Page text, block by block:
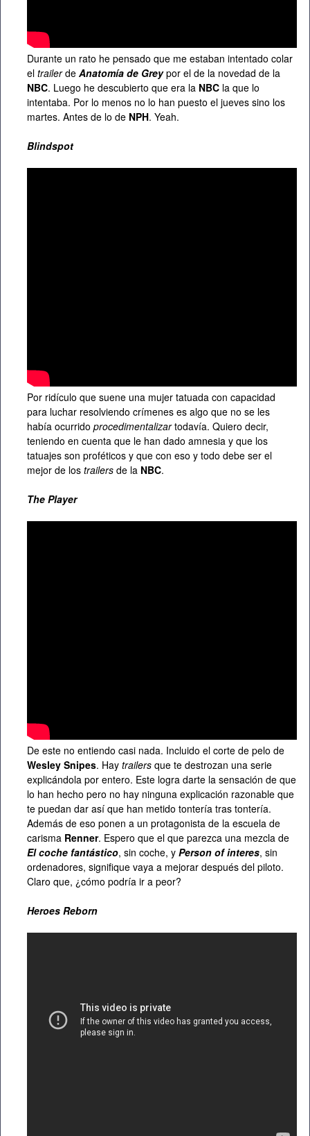
Durante un rato he pensado que me estaban intentado colar
el trailerde Anatomía de Greypor el de la novedad de la
NBC. Luego he descubierto que era la NBC la que lo
intentaba. Por lo menos no lo han puesto el jueves sino los
martes. Antes de lo de NPH. Yeah.
Blindspot
Por ridículo que suene una mujer tatuada con capacidad
para luchar resolviendo crímenes es algo que no se les
había ocurrido procedimentalizartodavía. Quiero decir,
teniendo en cuenta que le han dado amnesia y que los
tatuajes son proféticos y que con eso y todo debe ser el
mejor de los trailers de la NBC.
The Player
De este no entiendo casi nada. Incluido el corte de pelo de
Wesley Snipes. Hay trailers que te destrozan una serie
explicándola por entero. Este logra darte la sensación de que
lo han hecho pero no hay ninguna explicación razonable que
te puedan dar así que han metido tontería tras tontería.
Además de eso ponen a un protagonista de la escuela de
carisma Renner. Espero que el que parezca una mezcla de
El coche fantástico, sin coche, y Person of interes, sin
ordenadores, signifique vaya a mejorar después del piloto.
Claro que, ¿cómo podría ir a peor?
Heroes Reborn